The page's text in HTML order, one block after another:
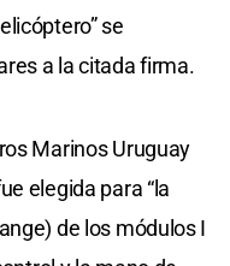
se
a la citada firma.
Marinos Uruguay
elegida para “la
de los módulos I